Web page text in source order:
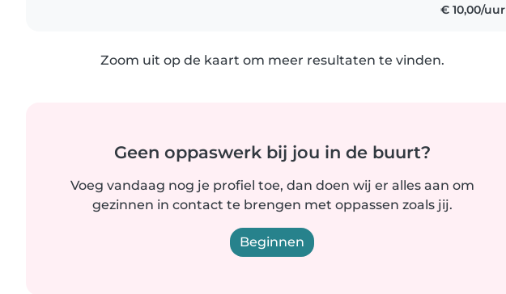
€ 10,00/uur
Zoom uit op de kaart om meer resultaten te vinden.
Geen oppaswerk bij jou in de buurt?
Voeg vandaag nog je profiel toe, dan doen wij er alles aan om
gezinnen in contact te brengen met oppassen zoals jij.
Beginnen